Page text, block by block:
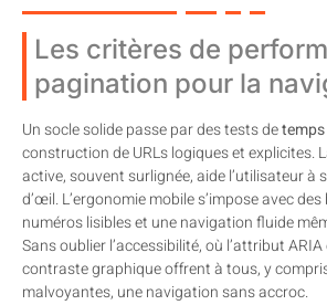
Les critères de
pagination pour la
Un socle solide passe par des tests de
construction de URLs logiques et explicites.
active, souvent surlignée, aide l’utilisateur à
d’œil. L’ergonomie mobile s’impose avec
numéros lisibles et une navigation fluide
Sans oublier l’accessibilité, où l’attribut
contraste graphique offrent à tous, y
malvoyantes, une navigation sans accroc.